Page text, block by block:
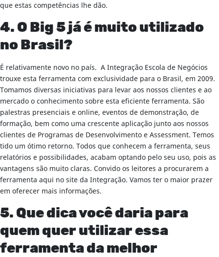
que estas competências lhe dão.
4. O Big 5 já é muito utilizado
no Brasil?
É relativamente novo no país. A Integração Escola de Negócios
trouxe esta ferramenta com exclusividade para o Brasil, em 2009.
Tomamos diversas iniciativas para levar aos nossos clientes e ao
mercado o conhecimento sobre esta eficiente ferramenta. São
palestras presenciais e online, eventos de demonstração, de
formação, bem como uma crescente aplicação junto aos nossos
clientes de Programas de Desenvolvimento e Assessment. Temos
tido um ótimo retorno. Todos que conhecem a ferramenta, seus
relatórios e possibilidades, acabam optando pelo seu uso, pois as
vantagens são muito claras. Convido os leitores a procurarem a
ferramenta aqui no site da Integração. Vamos ter o maior prazer
em oferecer mais informações.
5. Que dica você daria para
quem quer utilizar essa
ferramenta da melhor